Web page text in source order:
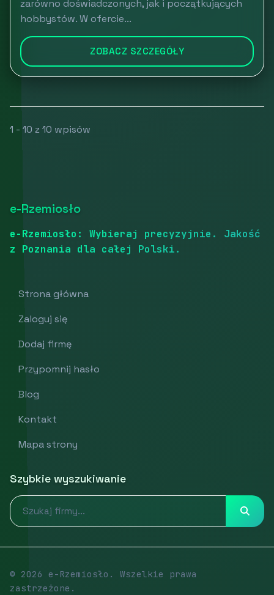
zarówno doświadczonych, jak i początkujących
hobbystów. W ofercie...
ZOBACZ SZCZEGÓŁY
1 - 10 z 10 wpisów
e-Rzemiosło
e-Rzemiosło: Wybieraj precyzyjnie. Jakość
z Poznania dla całej Polski.
Strona główna
Zaloguj się
Dodaj firmę
Przypomnij hasło
Blog
Kontakt
Mapa strony
Szybkie wyszukiwanie
© 2026 e-Rzemiosło. Wszelkie prawa
zastrzeżone.